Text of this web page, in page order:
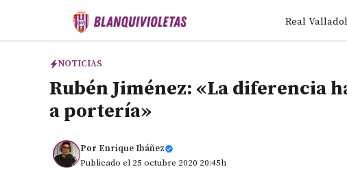
Real
NOTICIAS
Rubén Jiménez: «La diferencia
a portería»
Por Enrique Ibáñez
Publicado el 25 octubre 2020 20:45h